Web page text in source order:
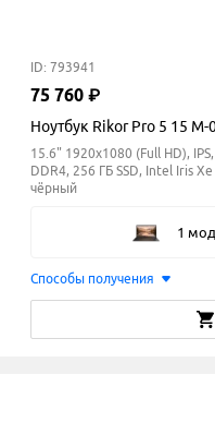
ID: 793941
75 760 ₽
Ноутбук Rikor Pro 5 15
15.6" 1920x1080 (Full HD),
DDR4, 256 ГБ SSD, Intel Iris
чёрный
1
Способы получения